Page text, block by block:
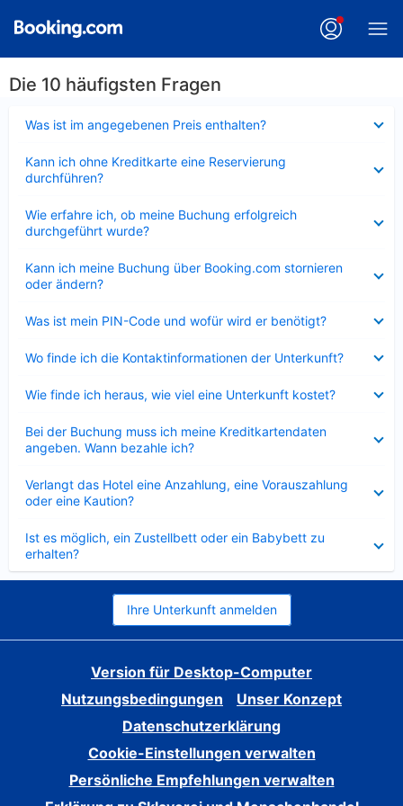
Die 10 häufigsten Fragen
Was ist im angegebenen Preis enthalten?
Kann ich ohne Kreditkarte eine Reservierung
durchführen?
Wie erfahre ich, ob meine Buchung erfolgreich
durchgeführt wurde?
Kann ich meine Buchung über Booking.com stornieren
oder ändern?
Was ist mein PIN-Code und wofür wird er benötigt?
Wo finde ich die Kontaktinformationen der Unterkunft?
Wie finde ich heraus, wie viel eine Unterkunft kostet?
Bei der Buchung muss ich meine Kreditkartendaten
angeben. Wann bezahle ich?
Verlangt das Hotel eine Anzahlung, eine Vorauszahlung
oder eine Kaution?
Ist es möglich, ein Zustellbett oder ein Babybett zu
erhalten?
Ihre Unterkunft anmelden
Version für Desktop-Computer
Nutzungsbedingungen
Unser Konzept
Datenschutzerklärung
Cookie-Einstellungen verwalten
Persönliche Empfehlungen verwalten